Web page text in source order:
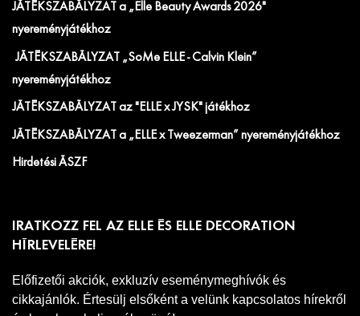
JÁTÉKSZABÁLYZAT a „Elle Beauty Awards 2026"
nyereményjátékhoz
JÁTÉKSZABÁLYZAT „SoMe ELLE - Calvin Klein”
nyereményjátékhoz
JÁTÉKSZABÁLYZAT az "ELLE x JYSK" játékhoz
JÁTÉKSZABÁLYZAT a „ELLE x Tweezerman” nyereményjátékhoz
Hirdetési ÁSZF
IRATKOZZ FEL AZ ELLE ÉS ELLE DECORATION
HÍRLEVELÉRE!
Előfizetői akciók, exkluzív eseménymeghívók és
cikkajánlók. Értesülj elsőként a velünk kapcsolatos hírekről